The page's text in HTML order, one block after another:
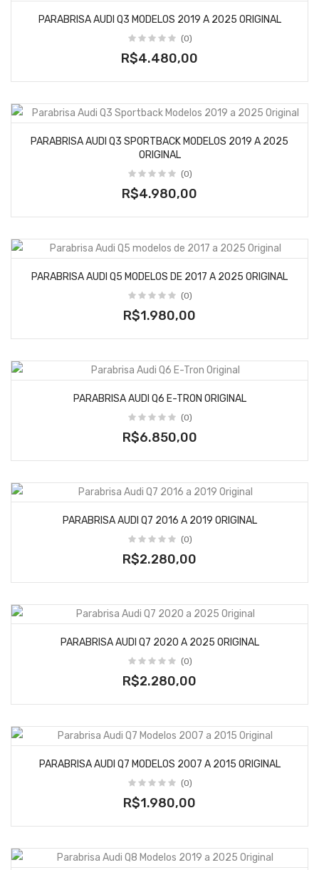
PARABRISA AUDI Q3 MODELOS 2019 A 2025 ORIGINAL
(0)
R$4.480,00
PARABRISA AUDI Q3 SPORTBACK MODELOS 2019 A 2025
ORIGINAL
(0)
R$4.980,00
PARABRISA AUDI Q5 MODELOS DE 2017 A 2025 ORIGINAL
(0)
R$1.980,00
PARABRISA AUDI Q6 E-TRON ORIGINAL
(0)
R$6.850,00
PARABRISA AUDI Q7 2016 A 2019 ORIGINAL
(0)
R$2.280,00
PARABRISA AUDI Q7 2020 A 2025 ORIGINAL
(0)
R$2.280,00
PARABRISA AUDI Q7 MODELOS 2007 A 2015 ORIGINAL
(0)
R$1.980,00